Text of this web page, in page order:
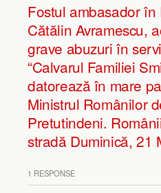
Fostul ambasador în
Cătălin Avramescu,
grave abuzuri în
“Calvarul Familiei
datorează în mare
Ministrul Românilor
Pretutindeni.
stradă Duminică, 21
1 RESPONSE